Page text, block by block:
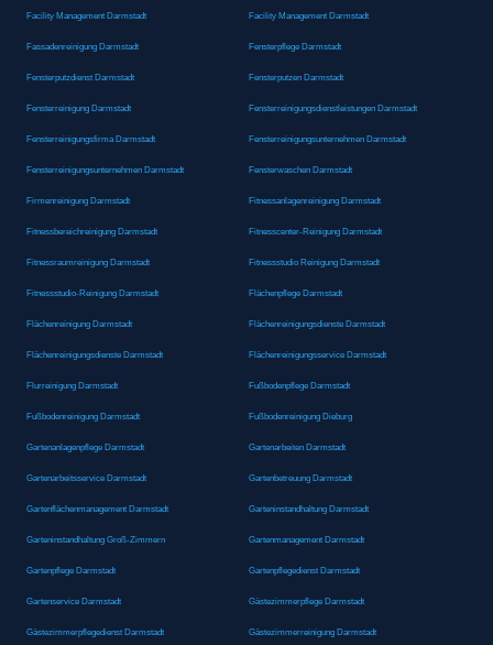
Facility Management Darmstadt Facility Management Darmstadt
Fassadenreinigung Darmstadt Fensterpflege Darmstadt
Fensterputzdienst Darmstadt Fensterputzen Darmstadt
Fensterreinigung Darmstadt Fensterreinigungsdienstleistungen Darmstadt
Fensterreinigungsfirma Darmstadt Fensterreinigungsunternehmen Darmstadt
Fensterreinigungsunternehmen Darmstadt Fensterwaschen Darmstadt
Firmenreinigung Darmstadt Fitnessanlagenreinigung Darmstadt
Fitnessbereichreinigung Darmstadt Fitnesscenter-Reinigung Darmstadt
Fitnessraumreinigung Darmstadt Fitnessstudio Reinigung Darmstadt
Fitnessstudio-Reinigung Darmstadt Flächenpflege Darmstadt
Flächenreinigung Darmstadt Flächenreinigungsdienste Darmstadt
Flächenreinigungsdienste Darmstadt Flächenreinigungsservice Darmstadt
Flurreinigung Darmstadt Fußbodenpflege Darmstadt
Fußbodenreinigung Darmstadt Fußbodenreinigung Dieburg
Gartenanlagenpflege Darmstadt Gartenarbeiten Darmstadt
Gartenarbeitsservice Darmstadt Gartenbetreuung Darmstadt
Gartenflächenmanagement Darmstadt Garteninstandhaltung Darmstadt
Garteninstandhaltung Groß-Zimmern Gartenmanagement Darmstadt
Gartenpflege Darmstadt Gartenpflegedienst Darmstadt
Gartenservice Darmstadt Gästezimmerpflege Darmstadt
Gästezimmerpflegedienst Darmstadt Gästezimmerreinigung Darmstadt